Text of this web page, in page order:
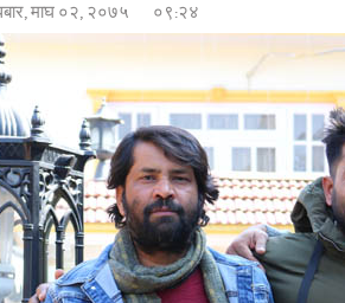
माघ ०२, २०७५ ०९:२४